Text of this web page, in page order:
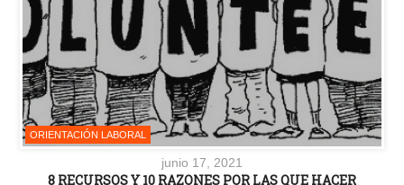
ORIENTACIÓN LABORAL
junio 17, 2021
8 RECURSOS Y 10 RAZONES POR LAS QUE HACER